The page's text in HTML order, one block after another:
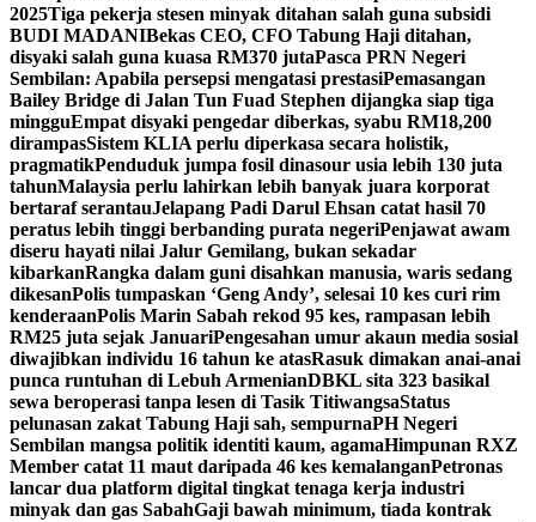
2025Tiga pekerja stesen minyak ditahan salah guna subsidi
BUDI MADANIBekas CEO, CFO Tabung Haji ditahan,
disyaki salah guna kuasa RM370 jutaPasca PRN Negeri
Sembilan: Apabila persepsi mengatasi prestasiPemasangan
Bailey Bridge di Jalan Tun Fuad Stephen dijangka siap tiga
mingguEmpat disyaki pengedar diberkas, syabu RM18,200
dirampasSistem KLIA perlu diperkasa secara holistik,
pragmatikPenduduk jumpa fosil dinasour usia lebih 130 juta
tahunMalaysia perlu lahirkan lebih banyak juara korporat
bertaraf serantauJelapang Padi Darul Ehsan catat hasil 70
peratus lebih tinggi berbanding purata negeriPenjawat awam
diseru hayati nilai Jalur Gemilang, bukan sekadar
kibarkanRangka dalam guni disahkan manusia, waris sedang
dikesanPolis tumpaskan ‘Geng Andy’, selesai 10 kes curi rim
kenderaanPolis Marin Sabah rekod 95 kes, rampasan lebih
RM25 juta sejak JanuariPengesahan umur akaun media sosial
diwajibkan individu 16 tahun ke atasRasuk dimakan anai-anai
punca runtuhan di Lebuh ArmenianDBKL sita 323 basikal
sewa beroperasi tanpa lesen di Tasik TitiwangsaStatus
pelunasan zakat Tabung Haji sah, sempurnaPH Negeri
Sembilan mangsa politik identiti kaum, agamaHimpunan RXZ
Member catat 11 maut daripada 46 kes kemalanganPetronas
lancar dua platform digital tingkat tenaga kerja industri
minyak dan gas SabahGaji bawah minimum, tiada kontrak